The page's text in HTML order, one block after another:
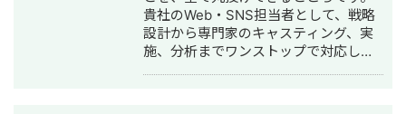
を求めている方 ■お客様からいただく
声 ・他社と比べ修正スピードが断然早
く、意図をすぐに汲み取ってもらえた
・デザインだけでなく、数値視点での
貴社のWeb・SNS担当者として、戦略
設計から専門家のキャスティング、実
施、分析までワンストップで対応しま